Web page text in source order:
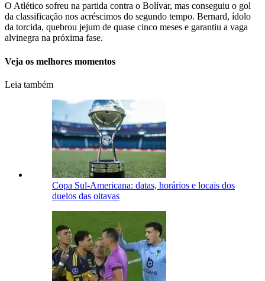
O Atlético sofreu na partida contra o Bolívar, mas conseguiu o gol
da classificação nos acréscimos do segundo tempo. Bernard, ídolo
da torcida, quebrou jejum de quase cinco meses e garantiu a vaga
alvinegra na próxima fase.
Veja os melhores momentos
Leia também
Copa Sul-Americana: datas, horários e locais dos
duelos das oitavas